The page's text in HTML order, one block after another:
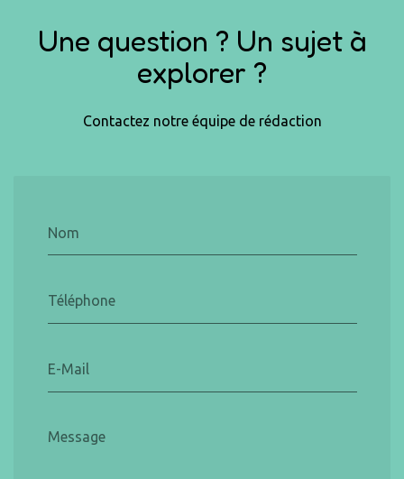
Une question ? Un sujet à
explorer ?
Contactez notre équipe de rédaction
Nom
Téléphone
E-Mail
Message